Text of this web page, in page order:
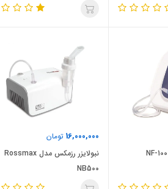
16,000,000 تومان
نبولایزر رزمکس مدل Rossmax
NB500